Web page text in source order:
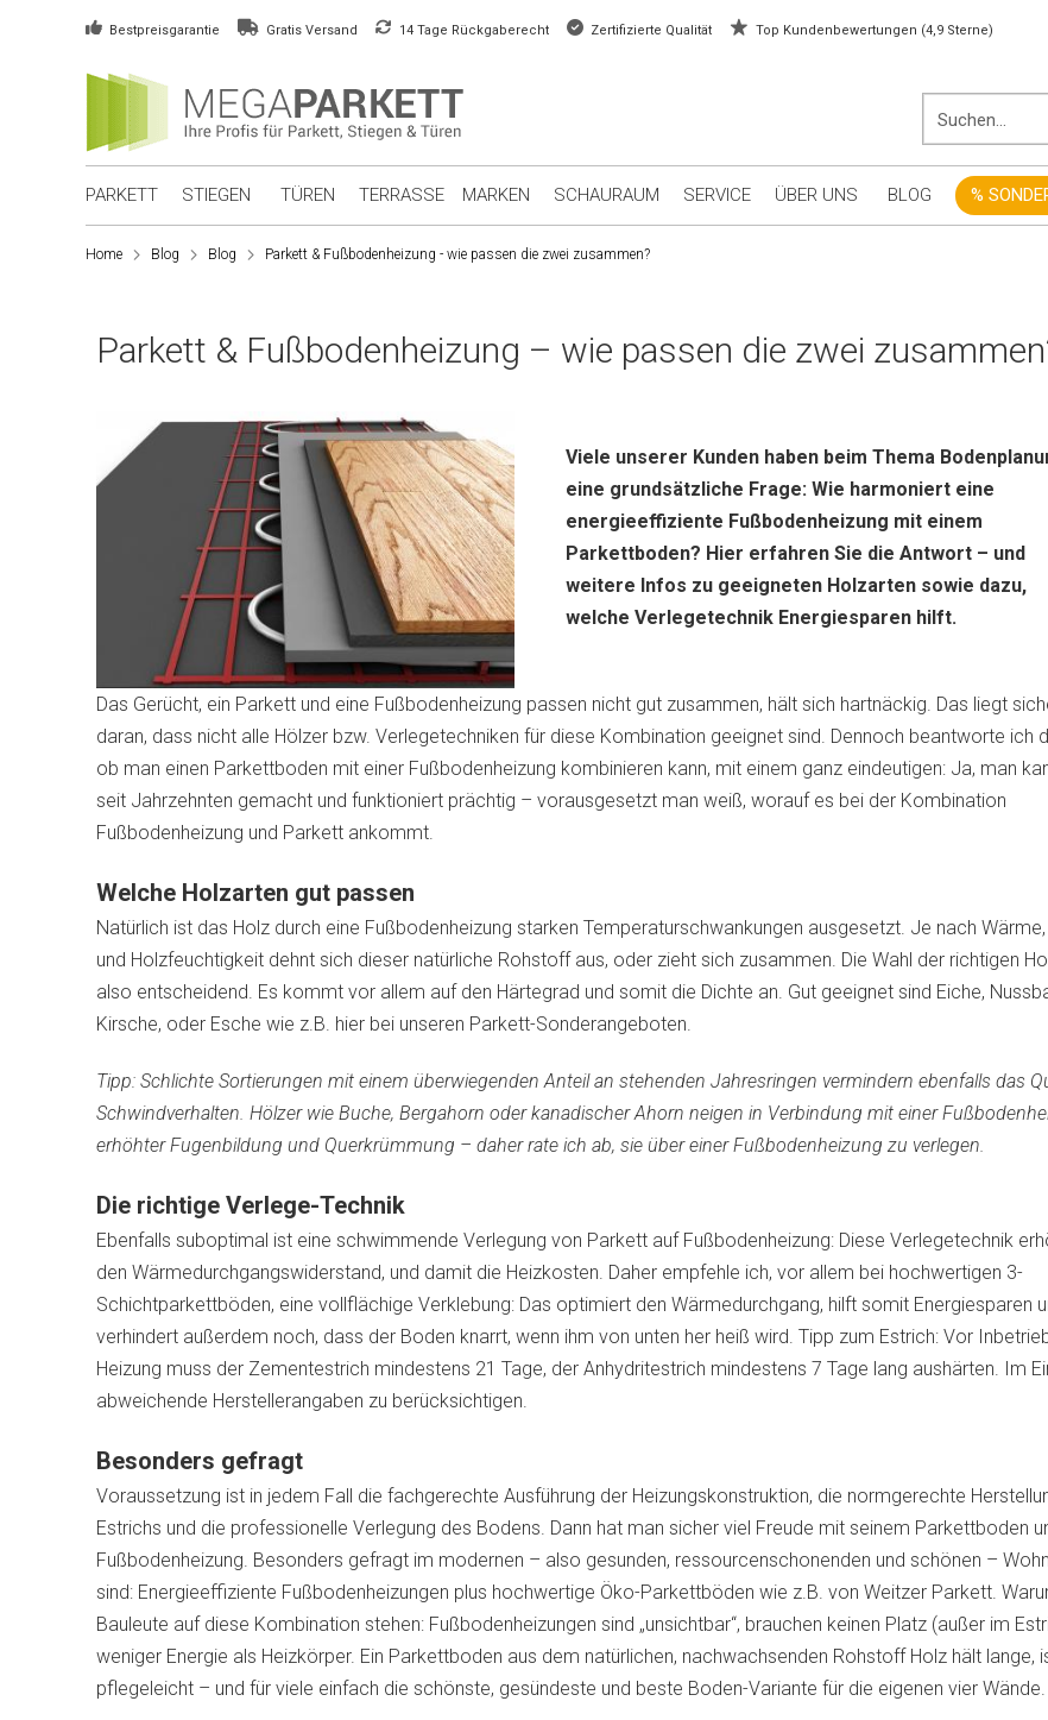
Bestpreisgarantie Gratis Versand 14 Tage Rückgaberecht Zertifizierte Qualität Top Kundenbewertungen (4,9 Sterne)
PARKETT STIEGEN TÜREN TERRASSE MARKEN SCHAURAUM SERVICE ÜBER UNS BLOG %
Home Blog Blog Parkett & Fußbodenheizung - wie passen die zwei zusammen?
Parkett & Fußbodenheizung – wie passen die zwei
Viele unserer Kunden haben beim Thema
eine grundsätzliche Frage: Wie harmoniert eine
energieeffiziente Fußbodenheizung mit einem
Parkettboden? Hier erfahren Sie die Antwort – und
weitere Infos zu geeigneten Holzarten sowie dazu,
welche Verlegetechnik Energiesparen hilft.
Das Gerücht, ein Parkett und eine Fußbodenheizung passen nicht gut zusammen, hält sich hartnäckig. Das liegt
daran, dass nicht alle Hölzer bzw. Verlegetechniken für diese Kombination geeignet sind. Dennoch beantworte ich
ob man einen Parkettboden mit einer Fußbodenheizung kombinieren kann, mit einem ganz eindeutigen: Ja, man
seit Jahrzehnten gemacht und funktioniert prächtig – vorausgesetzt man weiß, worauf es bei der Kombination
Fußbodenheizung und Parkett ankommt.
Welche Holzarten gut passen
Natürlich ist das Holz durch eine Fußbodenheizung starken Temperaturschwankungen ausgesetzt. Je nach
und Holzfeuchtigkeit dehnt sich dieser natürliche Rohstoff aus, oder zieht sich zusammen. Die Wahl der richtigen
also entscheidend. Es kommt vor allem auf den Härtegrad und somit die Dichte an. Gut geeignet sind Eiche,
Kirsche, oder Esche wie z.B. hier bei unseren Parkett-Sonderangeboten.
Tipp: Schlichte Sortierungen mit einem überwiegenden Anteil an stehenden Jahresringen vermindern ebenfalls das
Schwindverhalten. Hölzer wie Buche, Bergahorn oder kanadischer Ahorn neigen in Verbindung mit einer
erhöhter Fugenbildung und Querkrümmung – daher rate ich ab, sie über einer Fußbodenheizung zu verlegen.
Die richtige Verlege-Technik
Ebenfalls suboptimal ist eine schwimmende Verlegung von Parkett auf Fußbodenheizung: Diese Verlegetechnik
den Wärmedurchgangswiderstand, und damit die Heizkosten. Daher empfehle ich, vor allem bei hochwertigen 3-
Schichtparkettböden, eine vollflächige Verklebung: Das optimiert den Wärmedurchgang, hilft somit Energiesparen
verhindert außerdem noch, dass der Boden knarrt, wenn ihm von unten her heiß wird. Tipp zum Estrich: Vor
Heizung muss der Zementestrich mindestens 21 Tage, der Anhydritestrich mindestens 7 Tage lang aushärten. Im
abweichende Herstellerangaben zu berücksichtigen.
Besonders gefragt
Voraussetzung ist in jedem Fall die fachgerechte Ausführung der Heizungskonstruktion, die normgerechte
Estrichs und die professionelle Verlegung des Bodens. Dann hat man sicher viel Freude mit seinem Parkettboden
Fußbodenheizung. Besonders gefragt im modernen – also gesunden, ressourcenschonenden und schönen –
sind: Energieeffiziente Fußbodenheizungen plus hochwertige Öko-Parkettböden wie z.B. von Weitzer Parkett.
Bauleute auf diese Kombination stehen: Fußbodenheizungen sind „unsichtbar“, brauchen keinen Platz (außer im
weniger Energie als Heizkörper. Ein Parkettboden aus dem natürlichen, nachwachsenden Rohstoff Holz hält lange,
pflegeleicht – und für viele einfach die schönste, gesündeste und beste Boden-Variante für die eigenen vier Wände.